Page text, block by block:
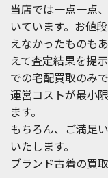
当店では一点一点
いています。お値
えなかったものも
えて査定結果を提
での宅配買取のみ
運営コストが最小
ます。
もちろん、ご満足
いたします。
ブランド古着の買